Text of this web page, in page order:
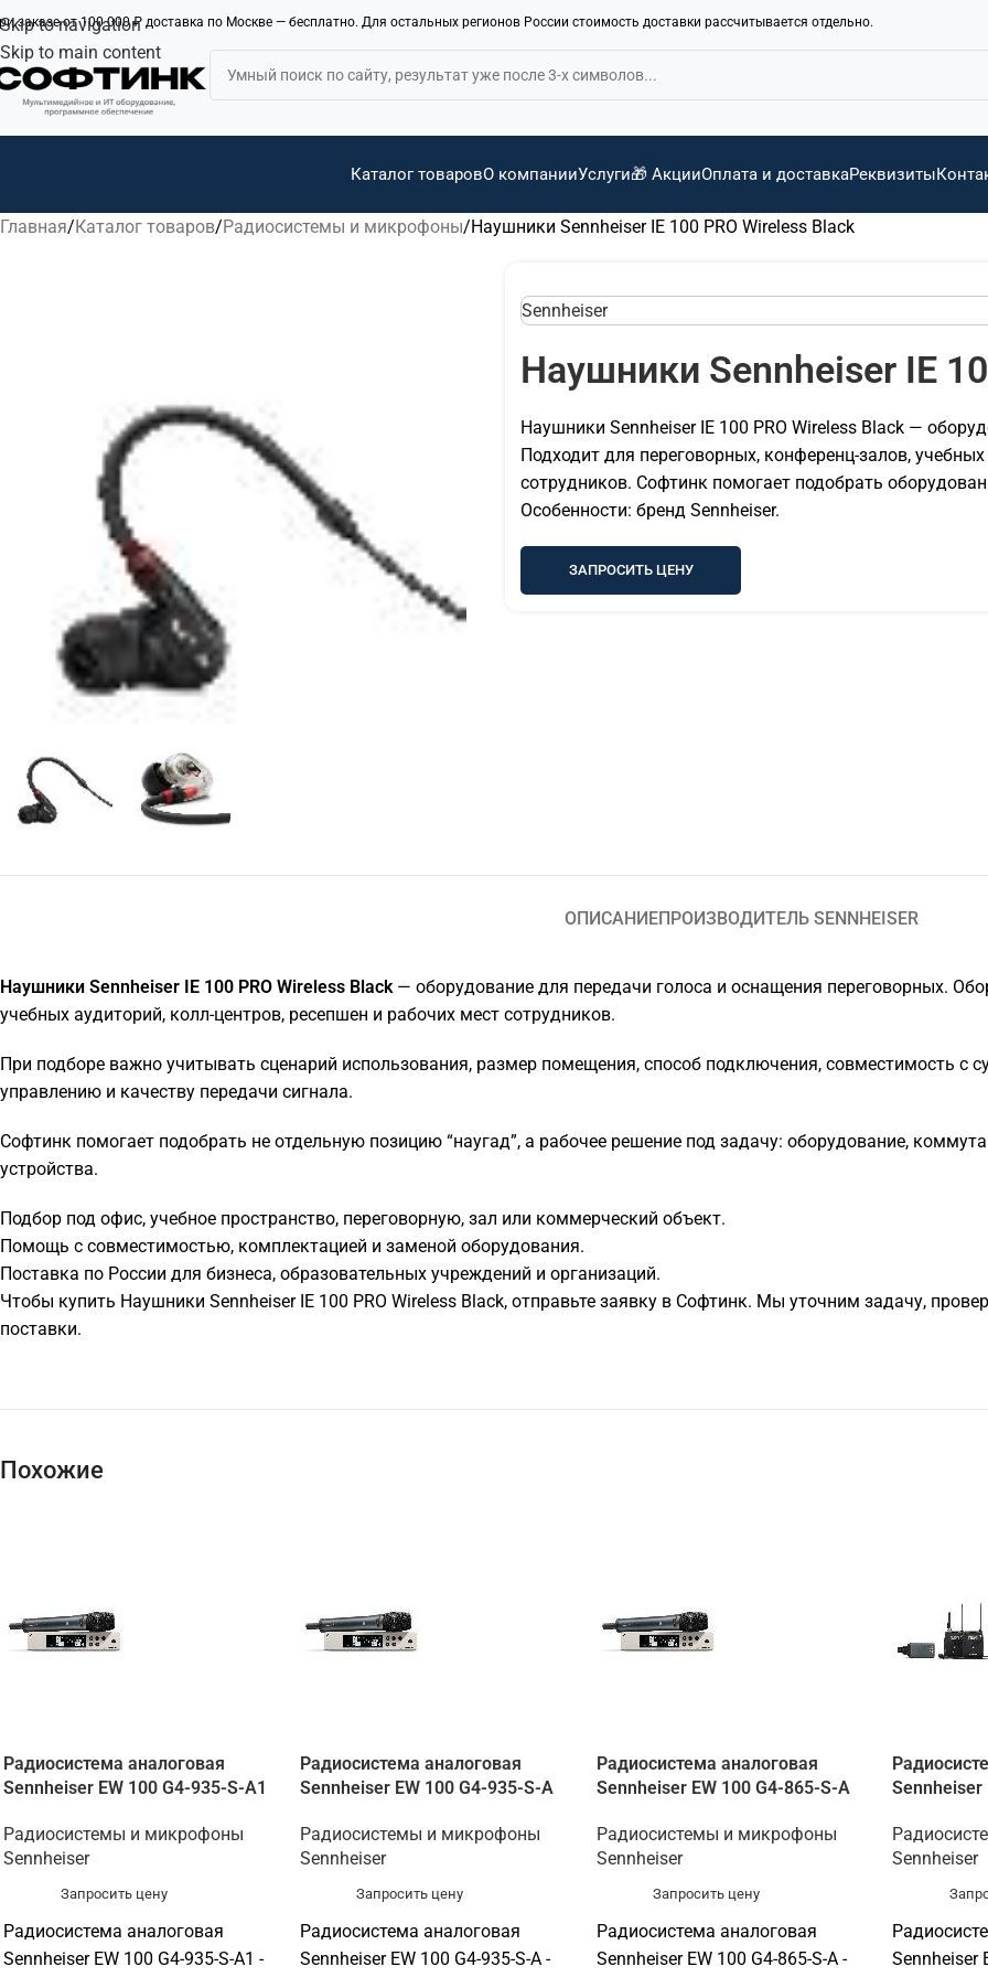
Skip to navigation
Skip to main content
заказе от 100 000 ₽ доставка по Москве — бесплатно. Для остальных регионов России стоимость доставки рассчитывается отдельно.
Каталог товаровО компанииУслуги🎁 АкцииОплата и доставкаРеквизиты
Главная Каталог товаров Радиосистемы и микрофоны Наушники Sennheiser IE 100 PRO Wireless Black
Sennheiser
Наушники Sennheiser IE
Наушники Sennheiser IE 100 PRO Wireless Black —
Подходит для переговорных, конференц-залов,
сотрудников. Софтинк помогает подобрать
Особенности: бренд Sennheiser.
ЗАПРОСИТЬ ЦЕНУ
ОПИСАНИЕПРОИЗВОДИТЕЛЬ SENNHEISER
Наушники Sennheiser IE 100 PRO Wireless Black— оборудование для передачи голоса и оснащения переговорных.
учебных аудиторий, колл-центров, ресепшен и рабочих мест сотрудников.
При подборе важно учитывать сценарий использования, размер помещения, способ подключения, совместимость с
управлению и качеству передачи сигнала.
Софтинк помогает подобрать не отдельную позицию “наугад”, а рабочее решение под задачу: оборудование,
устройства.
Подбор под офис, учебное пространство, переговорную, зал или коммерческий объект.
Помощь с совместимостью, комплектацией и заменой оборудования.
Поставка по России для бизнеса, образовательных учреждений и организаций.
Чтобы купить Наушники Sennheiser IE 100 PRO Wireless Black, отправьте заявку в Софтинк. Мы уточним задачу,
поставки.
Похожие
Радиосистема аналоговая
Sennheiser EW 100 G4-935-S-A1
Радиосистемы и микрофоны
Sennheiser
Запросить цену
Радиосистема аналоговая
Sennheiser EW 100 G4-935-S-A1 -
Радиосистема аналоговая
Sennheiser EW 100 G4-935-S-A
Радиосистемы и микрофоны
Sennheiser
Запросить цену
Радиосистема аналоговая
Sennheiser EW 100 G4-935-S-A -
Радиосистема аналоговая
Sennheiser EW 100 G4-865-S-A
Радиосистемы и микрофоны
Sennheiser
Запросить цену
Радиосистема аналоговая
Sennheiser EW 100 G4-865-S-A -
Sennheiser
Sennheiser
Sennheiser